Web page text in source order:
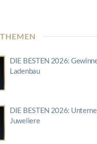
DIE BESTEN 2026:
Ladenbau
DIE BESTEN 2026:
Juweliere